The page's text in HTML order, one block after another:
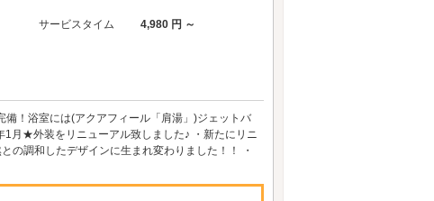
サービスタイム
4,980 円 ～
！浴室には(アクアフィール「肩湯」)ジェットバ
月★外装をリニューアル致しました♪ ・新たにリニ
の調和したデザインに生まれ変わりました！！ ・